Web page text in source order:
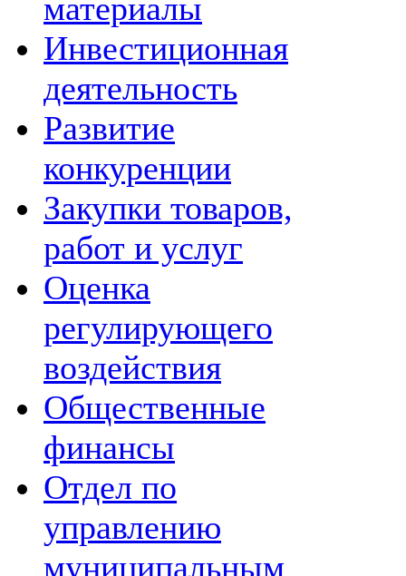
материалы
Инвестиционная
деятельность
Развитие
конкуренции
Закупки товаров,
работ и услуг
Оценка
регулирующего
воздействия
Общественные
финансы
Отдел по
управлению
муниципальным